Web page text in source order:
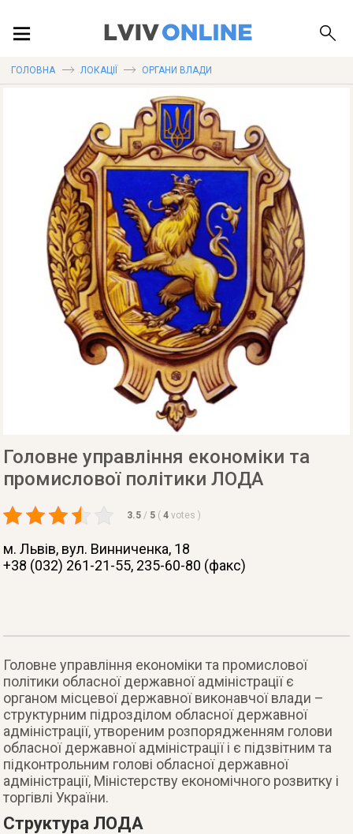
ПУБЛІКАЦІЇ
ДОВІДКА
ГОЛОВНА ЛОКАЦІЇ ОРГАНИ ВЛАДИ
Головне управління економіки та
промислової політики ЛОДА
3.5 / 5 ( 4 votes )
м. Львів, вул. Винниченка, 18
+38 (032) 261-21-55, 235-60-80 (факс)
Головне управління економіки та промислової
політики обласної державної адміністрації є
органом місцевої державної виконавчої влади –
структурним підрозділом обласної державної
адміністрації, утвореним розпорядженням голови
обласної державної адміністрації і є підзвітним та
підконтрольним голові обласної державної
адміністрації, Міністерству економічного розвитку і
торгівлі України.
Структура ЛОДА